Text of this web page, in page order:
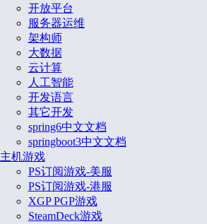
开放平台
服务器运维
架构师
大数据
云计算
人工智能
开发语言
其它开发
spring6中文文档
springboot3中文文档
主机游戏
PS订阅游戏-美服
PS订阅游戏-港服
XGP PGP游戏
SteamDeck游戏